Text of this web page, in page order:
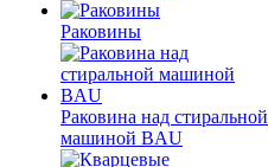
Раковины
Раковина над стиральной
машиной BAU